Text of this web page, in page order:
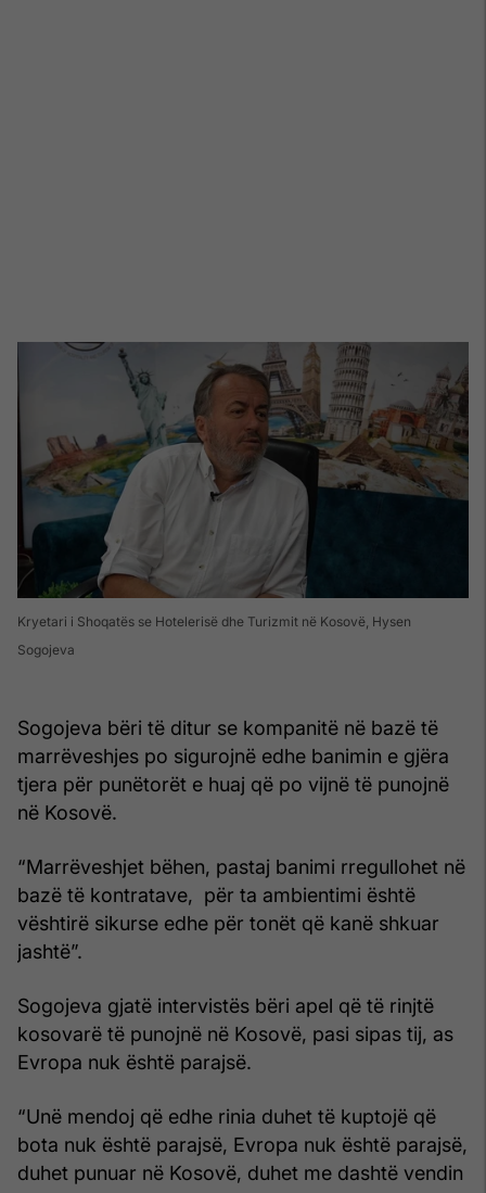
Kryetari i Shoqatës se Hotelerisë dhe Turizmit në Kosovë, Hysen
Sogojeva
Sogojeva bëri të ditur se kompanitë në bazë të
marrëveshjes po sigurojnë edhe banimin e gjëra
tjera për punëtorët e huaj që po vijnë të punojnë
në Kosovë.
“Marrëveshjet bëhen, pastaj banimi rregullohet në
bazë të kontratave, për ta ambientimi është
vështirë sikurse edhe për tonët që kanë shkuar
jashtë”.
Sogojeva gjatë intervistës bëri apel që të rinjtë
kosovarë të punojnë në Kosovë, pasi sipas tij, as
Evropa nuk është parajsë.
“Unë mendoj që edhe rinia duhet të kuptojë që
bota nuk është parajsë, Evropa nuk është parajsë,
duhet punuar në Kosovë, duhet me dashtë vendin